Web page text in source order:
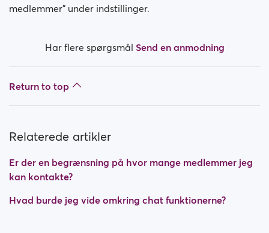
medlemmer" under indstillinger.
Har flere spørgsmål Send en anmodning
Return to top
Relaterede artikler
Er der en begrænsning på hvor mange medlemmer jeg
kan kontakte?
Hvad burde jeg vide omkring chat funktionerne?